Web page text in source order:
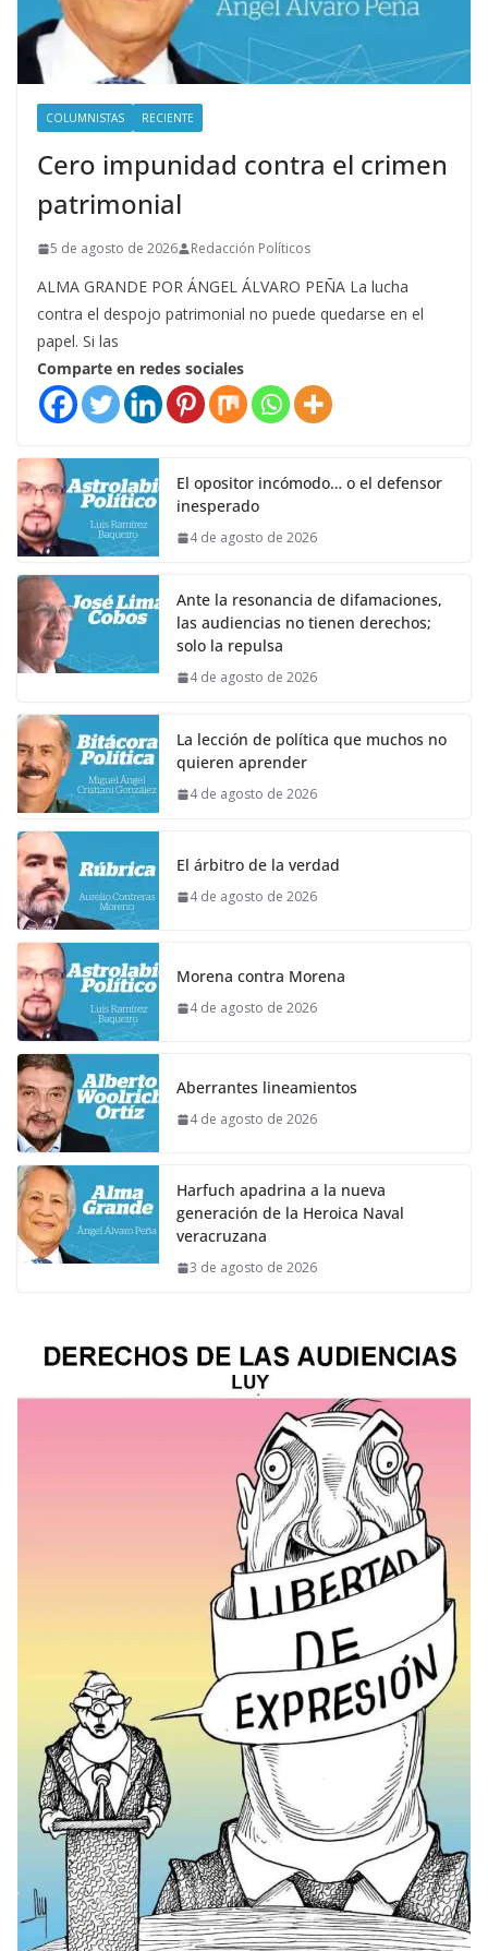
COLUMNISTAS RECIENTE
Cero impunidad contra el crimen
patrimonial
5 de agosto de 2026 Redacción Políticos
ALMA GRANDE POR ÁNGEL ÁLVARO PEÑA La lucha
contra el despojo patrimonial no puede quedarse en el
papel. Si las
Comparte en redes sociales
El opositor incómodo… o el defensor
inesperado
4 de agosto de 2026
Ante la resonancia de difamaciones,
las audiencias no tienen derechos;
solo la repulsa
4 de agosto de 2026
La lección de política que muchos no
quieren aprender
4 de agosto de 2026
El árbitro de la verdad
4 de agosto de 2026
Morena contra Morena
4 de agosto de 2026
Aberrantes lineamientos
4 de agosto de 2026
Harfuch apadrina a la nueva
generación de la Heroica Naval
veracruzana
3 de agosto de 2026